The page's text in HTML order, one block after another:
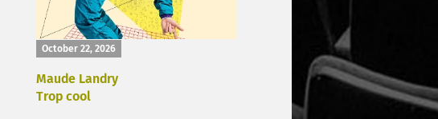
October 22, 2026
Maude Landry
Trop cool